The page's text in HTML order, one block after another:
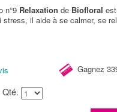
n°9 Relaxation de Biofloral
il aide à se calmer, se
Gagnez
Qté.